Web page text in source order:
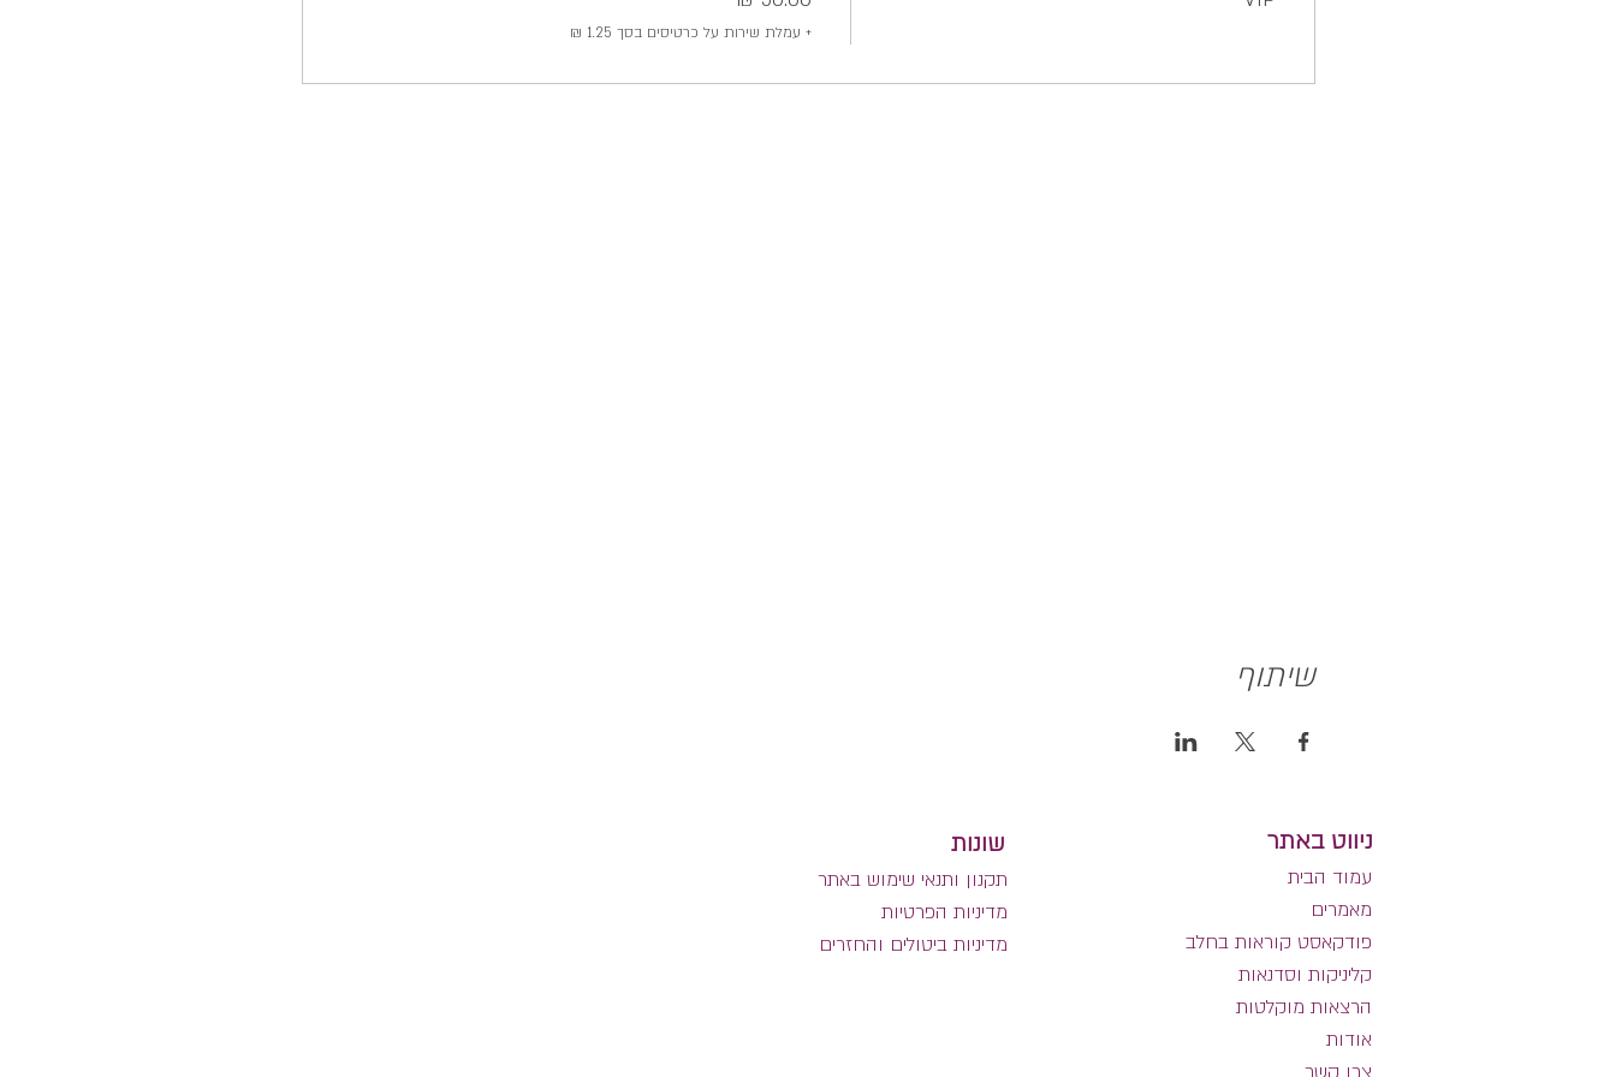
+ עמלת שירות על כרטיסים בסך ‏1.25 ‏₪
שיתוף
שונות
תקנון ותנאי שימוש באתר
מדיניות הפרטיות
מדיניות ביטולים והחזרים
ניווט באתר
עמוד הבית
מאמרים
פודקאסט קוראות בחלב
קליניקות וסדנאות
הרצאות מוקלטות
אודות